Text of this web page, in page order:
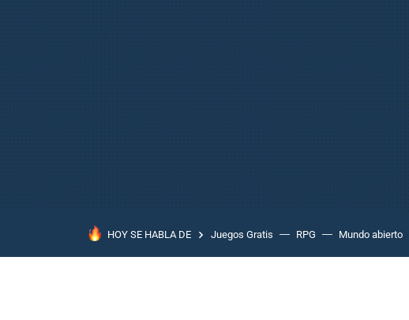
HOY SE HABLA DE Juegos Gratis RPG Mundo abierto